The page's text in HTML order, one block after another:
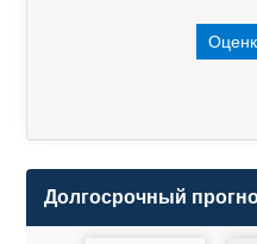
Долгосрочный